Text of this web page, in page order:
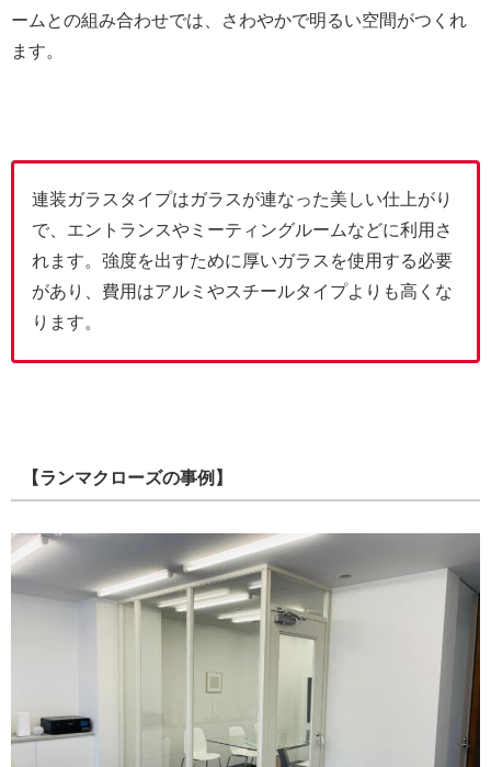
ームとの組み合わせでは、さわやかで明るい空間がつくれ
ます。
連装ガラスタイプはガラスが連なった美しい仕上がり
で、エントランスやミーティングルームなどに利用さ
れます。強度を出すために厚いガラスを使用する必要
があり、費用はアルミやスチールタイプよりも高くな
ります。
【ランマクローズの事例】